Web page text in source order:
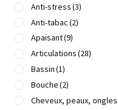
Anti-stress(3)
Anti-tabac(2)
Apaisant(9)
Articulations(28)
Bassin(1)
Bouche(2)
Cheveux, peaux, ongles